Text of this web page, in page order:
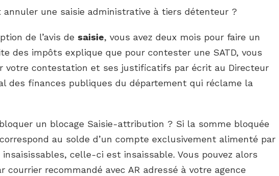
annuler une saisie administrative à tiers détenteur ?
de l’avis de saisie, vous avez deux mois pour faire un
des impôts explique que pour contester une SATD, vous
votre contestation et ses justificatifs par écrit au Directeur
des finances publiques du département qui réclame la
un blocage Saisie-attribution ? Si la somme bloquée
correspond au solde d’un compte exclusivement alimenté par
insaisissables, celle-ci est insaissable. Vous pouvez alors
courrier recommandé avec AR adressé à votre agence